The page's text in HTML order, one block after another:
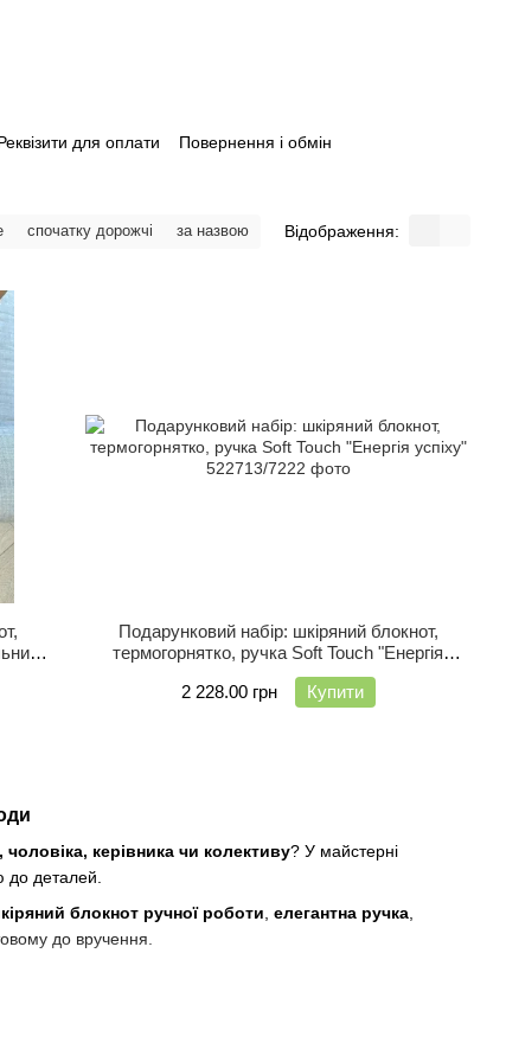
для оплати Повернення і обмін
спочатку дорожчі за назвою Відображення:
керівника чи колективу? У майстерні
до деталей.
блокнот ручної роботи, елегантна ручка,
до вручення.
Подарунковий набір: шкіряний блокнот,
термогорнятко, ручка Soft Touch "Енергія
успіху"
2 228.00 грн
Купити